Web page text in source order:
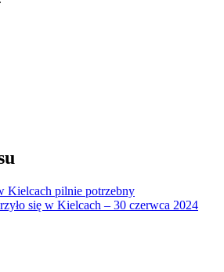
Kielcach pilnie potrzebny
się w Kielcach – 30 czerwca 2024